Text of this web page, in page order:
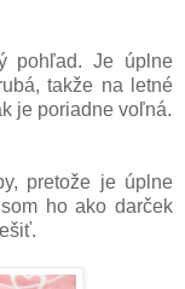
pohľad. Je úplne
takže na letné
je poriadne voľná.
pretože je úplne
ho ako darček